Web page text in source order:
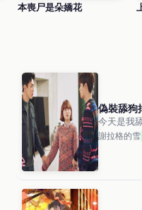
本喪尸是朵嬌花
偽裝舔狗
今天是我
謝拉格的雪